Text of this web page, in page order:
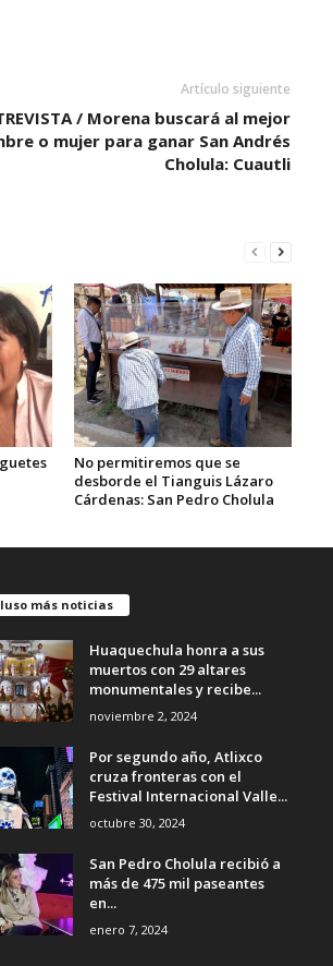
Artículo siguiente
/ Morena buscará al mejor
o mujer para ganar San Andrés
Cholula: Cuautli
No permitiremos que se
desborde el Tianguis Lázaro
Cárdenas: San Pedro Cholula
más noticias
Huaquechula honra a sus
muertos con 29 altares
monumentales y recibe...
noviembre 2, 2024
Por segundo año, Atlixco
cruza fronteras con el
Festival Internacional Valle...
octubre 30, 2024
San Pedro Cholula recibió a
más de 475 mil paseantes
en...
enero 7, 2024